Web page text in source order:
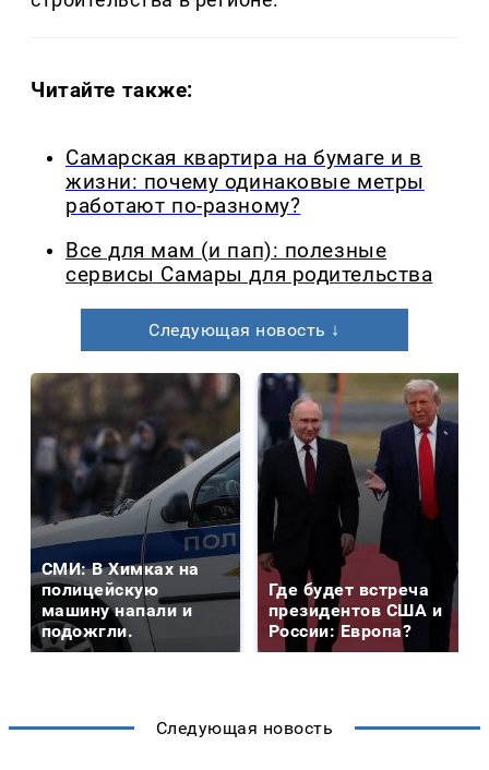
Читайте также:
Самарская квартира на бумаге и в
жизни: почему одинаковые метры
работают по-разному?
Все для мам (и пап): полезные
сервисы Самары для родительства
Следующая новость ↓
СМИ: В Химках на
полицейскую
машину напали и
подожгли.
Где будет встреча
президентов США и
России: Европа?
Следующая новость